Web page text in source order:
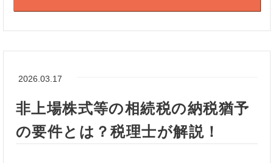
2026.03.17
非上場株式等の相続税の納税猶予
の要件とは？税理士が解説！